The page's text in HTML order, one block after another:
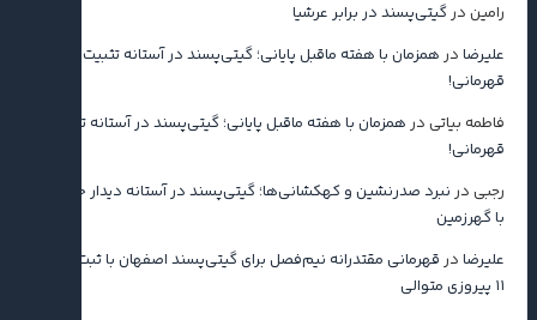
رامین درگیتی‌پسند در برابر عرشیا
علیرضا در همزمان با هفته ماقبل پایانی؛ گیتی‌پسند در آستانه تثبیت
قهرمانی!
فاطمه بیاتی در همزمان با هفته ماقبل پایانی؛ گیتی‌پسند در آستانه تثبیت
قهرمانی!
رجبی در نبرد صدرنشین و کهکشانی‌ها؛ گیتی‌پسند در آستانه دیدار حساس
با گهرزمین
علیرضا در قهرمانی مقتدرانه نیم‌فصل برای گیتی‌پسند اصفهان با ثبت رکورد
۱۱ پیروزی متوالی